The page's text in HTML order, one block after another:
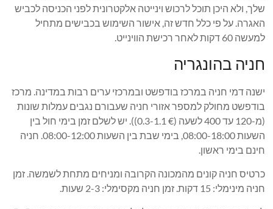
שלך, ולא היכן תוכל לרכוש וינייטה אלקטרונית לפני הכניסה לכביש
האגרה. על פי כלל חדש זה, אישור השימוש בכבישים מתחיל
למעשה 60 דקות לאחר רכישת הווינייט.
חניה בהונגריה
ישנה דמי חניה במרכז בודפשט ובמרכזי ערים רבות במדינה. מרכז
בודפשט מחולק למספר אזורי חניה שעבורם נגבים עמלות שונות
(מ-120 עד 400 לשעה (€ 0.3-1.1)). יש לשלם זמן בימי חול בין
השעות 08:00-18:00, בימי שבת בין השעות 08:00-12:00. חניה
חינם בימי ראשון.
כרטיס חניה קונים מהמכונה הקרובה ומניחים מתחת לשמשה. זמן
חניה מינימלי: 15 דקות. זמן חניה מקסימלי: 2-3 שעות.